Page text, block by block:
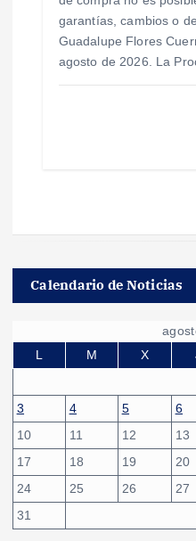
garantías, cambios o
Guadalupe Flores
agosto de 2026. La
Calendario de Noticias
L
M X
3
4 5 6
10
11 12 13
17
18 19 20
24
25 26 27
31